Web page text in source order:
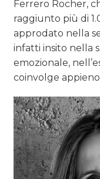
Ferrero Rocher,
raggiunto più di
approdato nella
infatti insito nella
emozionale,
coinvolge